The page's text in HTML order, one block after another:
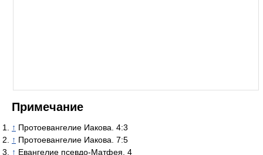
Примечание
↑ Протоевангелие Иакова. 4:3
↑ Протоевангелие Иакова. 7:5
↑ Евангелие псевдо-Матфея. 4